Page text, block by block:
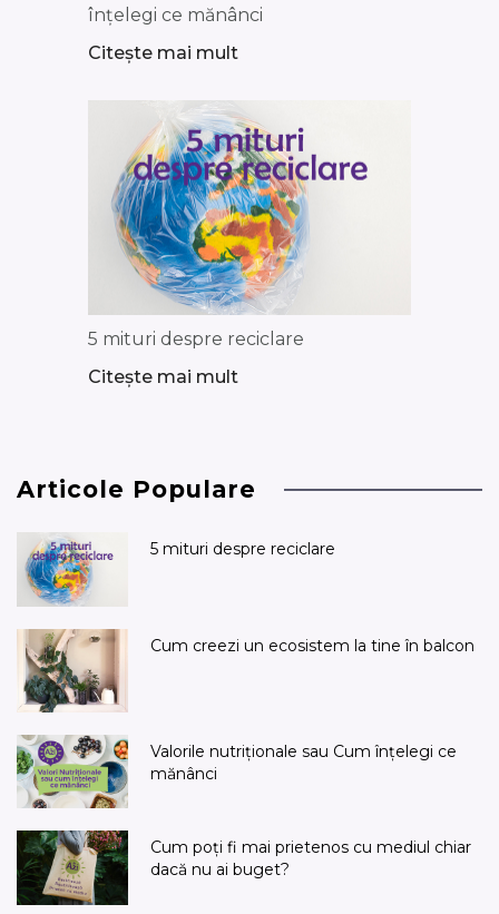
înțelegi ce mănânci
Citește mai mult
5 mituri despre reciclare
Citește mai mult
Articole Populare
5 mituri despre reciclare
Cum creezi un ecosistem la tine în balcon
Valorile nutriționale sau Cum înțelegi ce
mănânci
Cum poți fi mai prietenos cu mediul chiar
dacă nu ai buget?